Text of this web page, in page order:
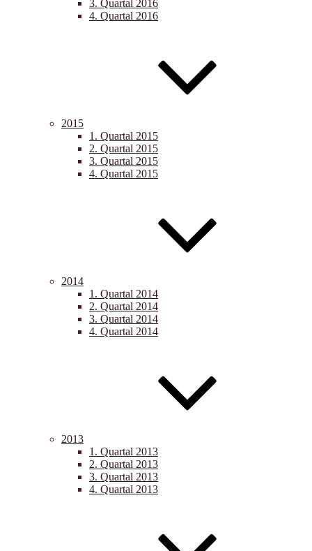
3. Quartal 2016
4. Quartal 2016
2015
1. Quartal 2015
2. Quartal 2015
3. Quartal 2015
4. Quartal 2015
2014
1. Quartal 2014
2. Quartal 2014
3. Quartal 2014
4. Quartal 2014
2013
1. Quartal 2013
2. Quartal 2013
3. Quartal 2013
4. Quartal 2013